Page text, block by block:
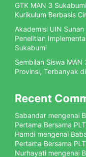
GTK MAN 3
Kurikulum Berbasis
Akademisi UIN
Penelitian
Sukabumi
Sembilan Siswa
Provinsi, Terbanyak
Recent
Sabandar mengenai
Pertama Bersama
Hamdi mengenai
Pertama Bersama
Nurhayati mengenai